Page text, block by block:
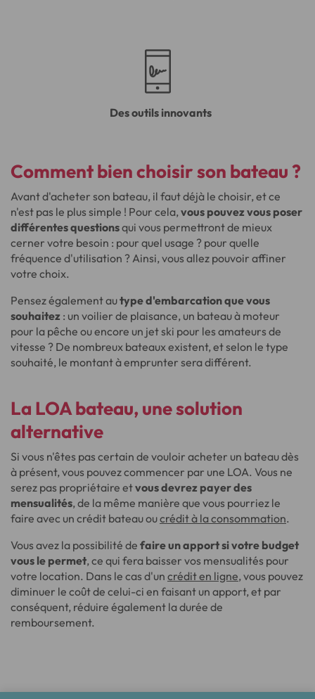
Des outils innovants
Comment bien choisir son bateau ?
Avant d'acheter son bateau, il faut déjà le choisir, et ce
n'est pas le plus simple ! Pour cela,vous pouvez vous poser
différentes questionsqui vous permettront de mieux
cerner votre besoin : pour quel usage ? pour quelle
fréquence d'utilisation ? Ainsi, vous allez pouvoir affiner
votre choix.
Pensez également autype d'embarcation que vous
souhaitez : un voilier de plaisance, un bateau à moteur
pour la pêche ou encore un jet ski pour les amateurs de
vitesse ? De nombreux bateaux existent, et selon le type
souhaité, le montant à emprunter sera différent.
La LOA bateau, une solution
alternative
Si vous n'êtes pas certain de vouloir acheter un bateau dès
à présent, vous pouvez commencer par une LOA. Vous ne
serez pas propriétaire etvous devrez payer des
mensualités, de la même manière que vous pourriez le
faire avec un crédit bateau oucrédit à la consommation.
Vous avez la possibilité de faire un apport si votre budget
vous le permet, ce qui fera baisser vos mensualités pour
votre location. Dans le cas d'un crédit en ligne, vous pouvez
diminuer le coût de celui-ci en faisant un apport, et par
conséquent, réduire également la durée de
remboursement.